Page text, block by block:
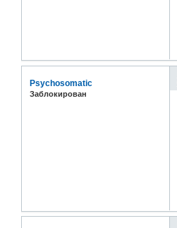
Psychosomatic
Заблокирован